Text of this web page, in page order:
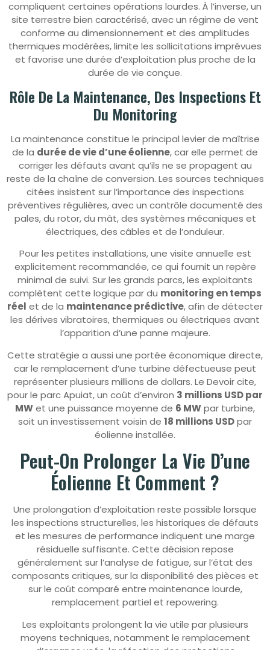
compliquent certaines opérations lourdes. À l’inverse, un
site terrestre bien caractérisé, avec un régime de vent
conforme au dimensionnement et des amplitudes
thermiques modérées, limite les sollicitations imprévues
et favorise une durée d’exploitation plus proche de la
durée de vie conçue.
Rôle De La Maintenance, Des Inspections Et
Du Monitoring
La maintenance constitue le principal levier de maîtrise
de la durée de vie d’une éolienne, car elle permet de
corriger les défauts avant qu’ils ne se propagent au
reste de la chaîne de conversion. Les sources techniques
citées insistent sur l’importance des inspections
préventives régulières, avec un contrôle documenté des
pales, du rotor, du mât, des systèmes mécaniques et
électriques, des câbles et de l’onduleur.
Pour les petites installations, une visite annuelle est
explicitement recommandée, ce qui fournit un repère
minimal de suivi. Sur les grands parcs, les exploitants
complètent cette logique par du monitoring en temps
réel et de la maintenance prédictive, afin de détecter
les dérives vibratoires, thermiques ou électriques avant
l’apparition d’une panne majeure.
Cette stratégie a aussi une portée économique directe,
car le remplacement d’une turbine défectueuse peut
représenter plusieurs millions de dollars. Le Devoir cite,
pour le parc Apuiat, un coût d’environ 3 millions USD par
MWet une puissance moyenne de 6 MWpar turbine,
soit un investissement voisin de 18 millions USDpar
éolienne installée.
Peut-On Prolonger La Vie D’une
Éolienne Et Comment ?
Une prolongation d’exploitation reste possible lorsque
les inspections structurelles, les historiques de défauts
et les mesures de performance indiquent une marge
résiduelle suffisante. Cette décision repose
généralement sur l’analyse de fatigue, sur l’état des
composants critiques, sur la disponibilité des pièces et
sur le coût comparé entre maintenance lourde,
remplacement partiel et repowering.
Les exploitants prolongent la vie utile par plusieurs
moyens techniques, notamment le remplacement